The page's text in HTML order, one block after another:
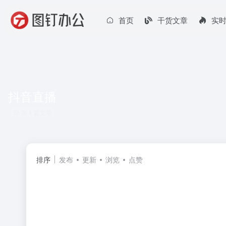
首页 干货文章 实
排序 发布 更新 浏览 点赞